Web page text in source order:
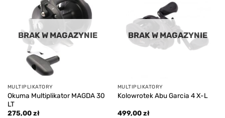
Add to
wishlist
BRAK W MAGAZYNIE
MULTIPLIKATORY
Okuma Multiplikator MAGDA 30
LT
275,00zł
BRAK W MAGAZYNIE
MULTIPLIKATORY
Kolowrotek Abu Garcia 4 X-L
499,00zł